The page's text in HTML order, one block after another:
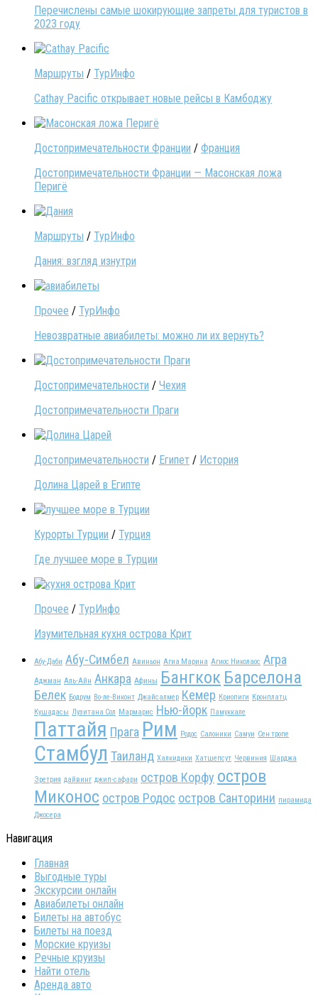
Перечислены самые шокирующие запреты для туристов в
2023 году
Маршруты / ТурИнфо
Cathay Pacific открывает новые рейсы в Камбоджу
Достопримечательности Франции / Франция
Достопримечательности Франции — Масонская ложа
Перигё
Маршруты / ТурИнфо
Дания: взгляд изнутри
Прочее / ТурИнфо
Невозвратные авиабилеты: можно ли их вернуть?
Достопримечательности / Чехия
Достопримечательности Праги
Достопримечательности / Египет / История
Долина Царей в Египте
Курорты Турции / Турция
Где лучшее море в Турции
Прочее / ТурИнфо
Изумительная кухня острова Крит
Абу-Даби Абу-Симбел Авиньон Агиа Марина Агиос Николаос Агра
Аджман Аль-Айн Анкара Афины Бангкок Барселона
Белек Бодрум Во-ле-Виконт Джайсалмер Кемер Криопиги Кронплатц
Кушадасы Лузитана Сол Мармарис Нью-йорк Памуккале
Паттайя Прага Рим Родос Салоники Самуи Сен тропе
Стамбул Таиланд Халкидики Хатшепсут Червиния Шарджа
Эретрия дайвинг джип-сафари остров Корфу остров
Миконос остров Родос остров Санторини пирамида
Джосера
Навигация
Главная
Выгодные туры
Экскурсии онлайн
Авиабилеты онлайн
Билеты на автобус
Билеты на поезд
Морские круизы
Речные круизы
Найти отель
Аренда авто